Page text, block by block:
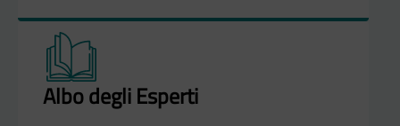
Albo degli Esperti